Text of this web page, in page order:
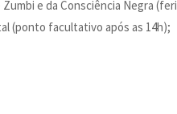
e da Consciência Negra
(ponto facultativo após as 14h);